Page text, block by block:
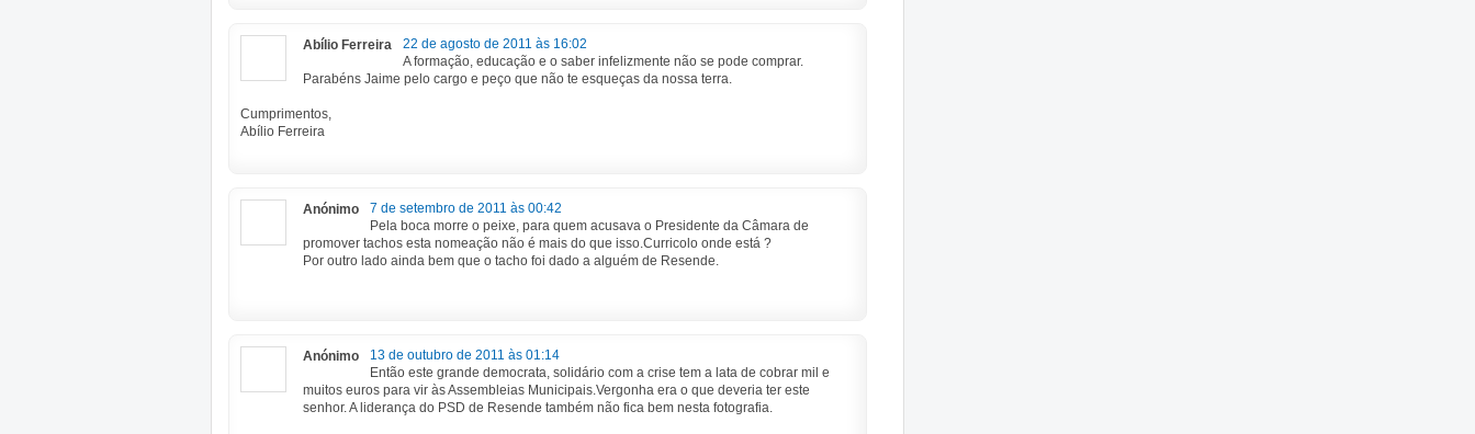
Abílio Ferreira
22 de agosto de 2011 às 16:02
A formação, educação e o saber infelizmente não se pode comprar.
Parabéns Jaime pelo cargo e peço que não te esqueças da nossa terra.
Cumprimentos,
Abílio Ferreira
Anónimo
7 de setembro de 2011 às 00:42
Pela boca morre o peixe, para quem acusava o Presidente da Câmara de
promover tachos esta nomeação não é mais do que isso.Curricolo onde está ?
Por outro lado ainda bem que o tacho foi dado a alguém de Resende.
Anónimo
13 de outubro de 2011 às 01:14
Então este grande democrata, solidário com a crise tem a lata de cobrar mil e
muitos euros para vir às Assembleias Municipais.Vergonha era o que deveria ter este
senhor. A liderança do PSD de Resende também não fica bem nesta fotografia.